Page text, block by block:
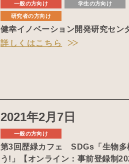
一般の方向け 学生の方向け
研究者の方向け
健幸イノベーション開発研究セン
詳しくはこちら
2021年2月7日
一般の方向け
第3回歴緑カフェ SDGs「生物多
う!」【オンライン：事前登録制